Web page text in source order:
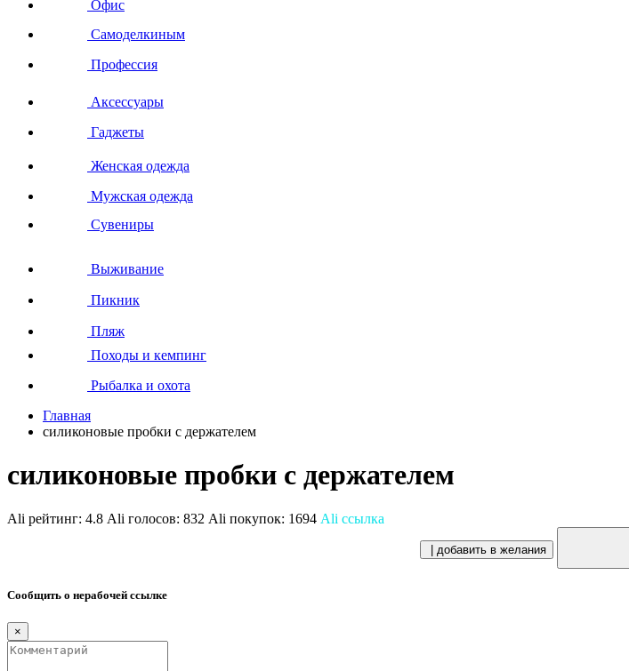
Офис
Самоделкиным
Профессия
Аксессуары
Гаджеты
Женская одежда
Мужская одежда
Сувениры
Выживание
Пикник
Пляж
Походы и кемпинг
Рыбалка и охота
Главная
силиконовые пробки с держателем
силиконовые пробки с держателем
Ali рейтинг: 4.8 Ali голосов: 832 Ali покупок: 1694 Ali ссылка
| добавить в желания
Сообщить о нерабочей ссылке
×